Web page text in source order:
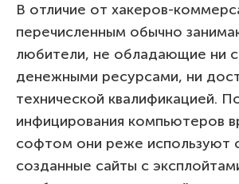
В отличие от хакеров-
перечисленным обычно
любители, не обладающие ни
денежными ресурсами, ни
технической квалификацией.
инфицирования компьютеров
софтом они реже используют
созданные сайты с